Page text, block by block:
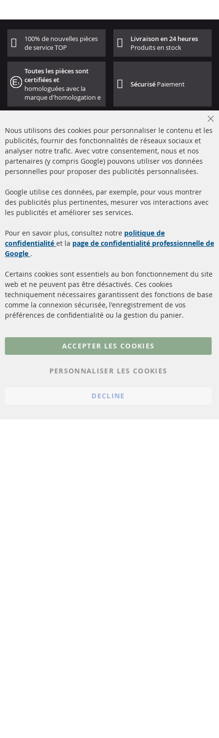
100% de nouvelles pièces
de service TOP
Livraison en 24 heures
Produits en stock
Toutes les pièces sont
certifiées et
homologuées avec la
marque d'homologation e
Sécurisé Paiement
+49 (0) 4533 799000
info@contra-automotive.de
facebook
instagram
Filtres à particules diesel
(FPD)
Catalyseur (CAT)
Capteurs
Matériel de montage
à propos de nous
livraison
Contact
Résilier le contrat
Plus de liens
Conditions générales
Nous utilisons des cookies pour personnaliser le contenu et les
publicités, fournir des fonctionnalités de réseaux sociaux et
analyser notre trafic. Avec votre consentement, nous et nos
partenaires (y compris Google) pouvons utiliser vos données
personnelles pour proposer des publicités personnalisées.
Google utilise ces données, par exemple, pour vous montrer
des publicités plus pertinentes, mesurer vos interactions avec
les publicités et améliorer ses services.
Pour en savoir plus, consultez notre politique de
confidentialité et la page de confidentialité professionnelle de
Google .
Certains cookies sont essentiels au bon fonctionnement du site
web et ne peuvent pas être désactivés. Ces cookies
techniquement nécessaires garantissent des fonctions de base
comme la connexion sécurisée, l'enregistrement de vos
préférences de confidentialité ou la gestion du panier.
ACCEPTER LES COOKIES
PERSONNALISER LES COOKIES
DECLINE